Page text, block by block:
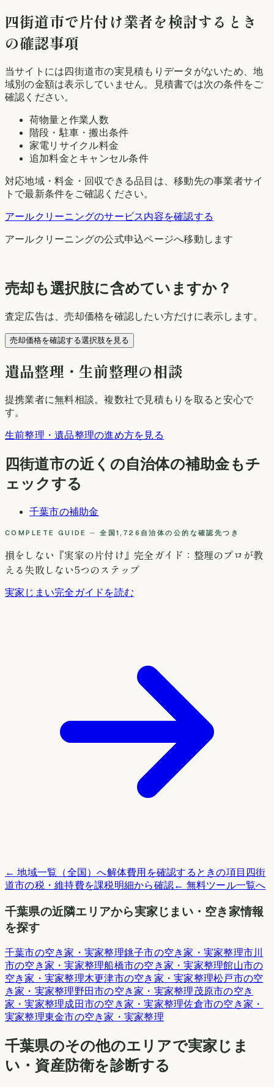
四街道市で片付け業者を検討するとき
の確認事項
当サイトには 四街道市の実見積もりデータがないため、地
域別の金額は表示していません。見積書では次の条件をご
確認ください。
荷物量と作業人数
階段・駐車・搬出条件
家電リサイクル料金
追加料金とキャンセル条件
対応地域・料金・回収できる品目は、移動先の事業者サイ
トで最新条件をご確認ください。
アールクリーニングのサービス内容を確認する
アールクリーニングの公式申込ページへ移動します
売却も選択肢に含めていますか？
査定広告は、売却価格を確認したい方だけに表示します。
売却価格を確認する選択肢を見る
遺品整理・生前整理の相談
提携業者に無料相談。複数社で見積もりを取ると安心で
す。
生前整理・遺品整理の進め方を見る
四街道市の近くの自治体の補助金もチ
ェックする
千葉市の補助金
COMPLETE GUIDE ─ 全国1,726自治体の公的な確認先つき
損をしない『実家の片付け』完全ガイド：整理のプロが教
える失敗しない5つのステップ
実家じまい完全ガイドを読む
← 地域一覧（全国）へ解体費用を確認するときの項目 四街
道市の税・維持費を課税明細から確認← 無料ツール一覧へ
千葉県の近隣エリアから実家じまい・空き家情報
を探す
千葉市の空き家・実家整理銚子市の空き家・実家整理市川
市の空き家・実家整理船橋市の空き家・実家整理館山市の
空き家・実家整理木更津市の空き家・実家整理松戸市の空
き家・実家整理野田市の空き家・実家整理茂原市の空き
家・実家整理成田市の空き家・実家整理佐倉市の空き家・
実家整理東金市の空き家・実家整理
千葉県のその他のエリアで実家じま
い・資産防衛を診断する